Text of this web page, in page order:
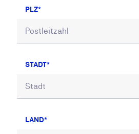
PLZ
STADT
LAND